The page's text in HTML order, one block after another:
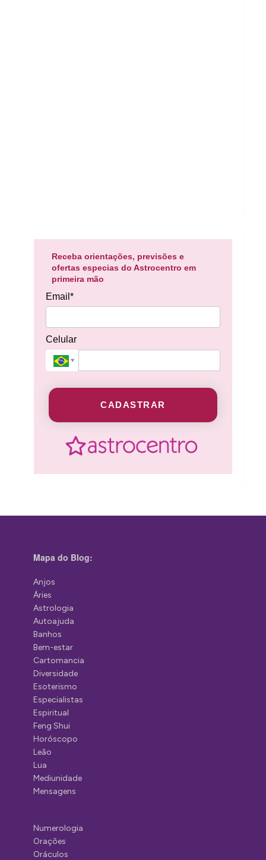
Receba orientações, previsões e
ofertas especias do Astrocentro em
primeira mão
Email*
Celular
CADASTRAR
Mapa do Blog:
Anjos
Áries
Astrologia
Autoajuda
Banhos
Bem-estar
Cartomancia
Diversidade
Esoterismo
Especialistas
Espiritual
Feng Shui
Horóscopo
Leão
Lua
Mediunidade
Mensagens
Numerologia
Orações
Oráculos